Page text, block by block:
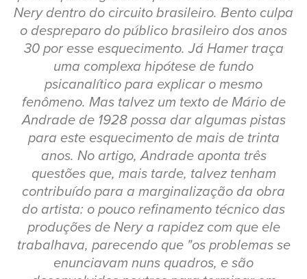
Nery dentro do circuito brasileiro. Bento culpa
o despreparo do público brasileiro dos anos
30 por esse esquecimento. Já Hamer traça
uma complexa hipótese de fundo
psicanalítico para explicar o mesmo
fenômeno. Mas talvez um texto de Mário de
Andrade de 1928 possa dar algumas pistas
para este esquecimento de mais de trinta
anos. No artigo, Andrade aponta três
questões que, mais tarde, talvez tenham
contribuído para a marginalização da obra
do artista: o pouco refinamento técnico das
produções de Nery a rapidez com que ele
trabalhava, parecendo que "os problemas se
enunciavam nuns quadros, e são